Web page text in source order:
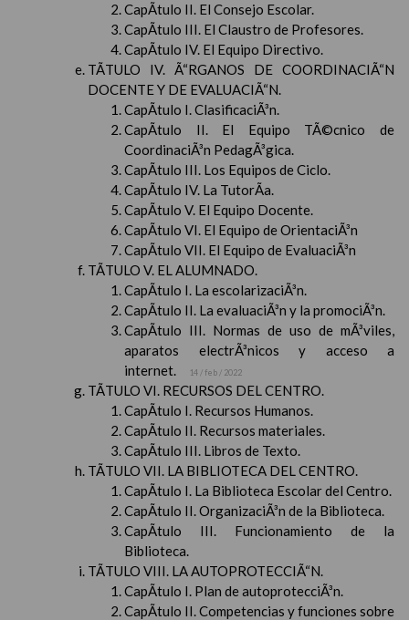
CapÃ­tulo II. El Consejo Escolar.
CapÃ­tulo III. El Claustro de Profesores.
CapÃ­tulo IV. El Equipo Directivo.
TÃTULO IV. Ã“RGANOS DE COORDINACIÃ“N
DOCENTE Y DE EVALUACIÃ“N.
CapÃ­tulo I. ClasificaciÃ³n.
CapÃ­tulo II. El Equipo TÃ©cnico de
CoordinaciÃ³n PedagÃ³gica.
CapÃ­tulo III. Los Equipos de Ciclo.
CapÃ­tulo IV. La TutorÃ­a.
CapÃ­tulo V. El Equipo Docente.
CapÃ­tulo VI. El Equipo de OrientaciÃ³n
CapÃ­tulo VII. El Equipo de EvaluaciÃ³n
TÃTULO V. EL ALUMNADO.
CapÃ­tulo I. La escolarizaciÃ³n.
CapÃ­tulo II. La evaluaciÃ³n y la promociÃ³n.
CapÃ­tulo III. Normas de uso de mÃ³viles,
aparatos electrÃ³nicos y acceso a
internet.
14 / feb / 2022
TÃTULO VI. RECURSOS DEL CENTRO.
CapÃ­tulo I. Recursos Humanos.
CapÃ­tulo II. Recursos materiales.
CapÃ­tulo III. Libros de Texto.
TÃTULO VII. LA BIBLIOTECA DEL CENTRO.
CapÃ­tulo I. La Biblioteca Escolar del Centro.
CapÃ­tulo II. OrganizaciÃ³n de la Biblioteca.
CapÃ­tulo III. Funcionamiento de la
Biblioteca.
TÃTULO VIII. LA AUTOPROTECCIÃ“N.
CapÃ­tulo I. Plan de autoprotecciÃ³n.
CapÃ­tulo II. Competencias y funciones sobre